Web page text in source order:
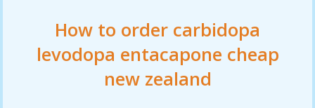
How to order carbidopa
levodopa entacapone cheap
new zealand